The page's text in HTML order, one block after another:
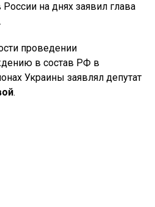
на днях заявил глава
.
проведении
в состав РФ в
Украины заявлял депутат
.